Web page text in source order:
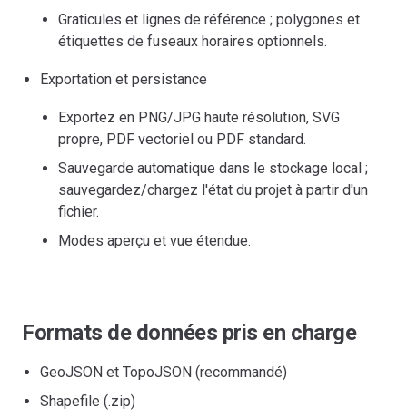
Graticules et lignes de référence ; polygones et
étiquettes de fuseaux horaires optionnels.
Exportation et persistance
Exportez en PNG/JPG haute résolution, SVG
propre, PDF vectoriel ou PDF standard.
Sauvegarde automatique dans le stockage local ;
sauvegardez/chargez l'état du projet à partir d'un
fichier.
Modes aperçu et vue étendue.
Formats de données pris en charge
GeoJSON et TopoJSON (recommandé)
Shapefile (.zip)